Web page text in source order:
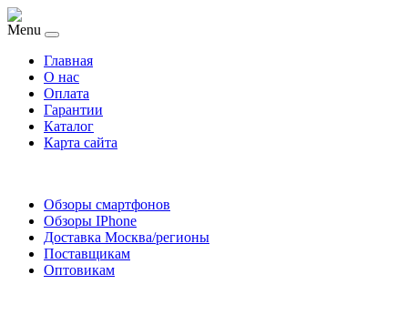
Menu
Главная
O нас
Оплата
Гарантии
Каталог
Карта сайта
Обзоры смартфонов
Обзоры IPhone
Доставка Москва/регионы
Поставщикам
Оптовикам